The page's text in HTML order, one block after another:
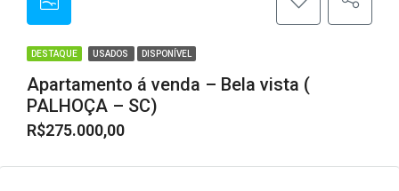
DESTAQUE USADOS DISPONÍVEL
Apartamento á venda – Bela vista (
PALHOÇA – SC)
R$275.000,00